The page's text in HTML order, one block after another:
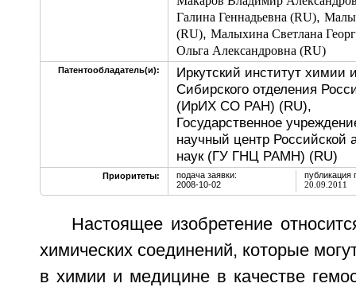
Галина Геннадьевна (RU),
(RU), Малыхина Светлана
Ольга Александровна (RU)
Патентообладатель(и):
Иркутский институт химии
Сибирского отделения
(ИрИХ СО РАН) (RU),
Государственное
научный центр Российской
наук (ГУ ГНЦ РАМН) (RU)
Приоритеты:
подача заявки:
2008-10-02
публикация
20.09.2011
Настоящее изобретение
химических соединений, которые
в химии и медицине в качестве